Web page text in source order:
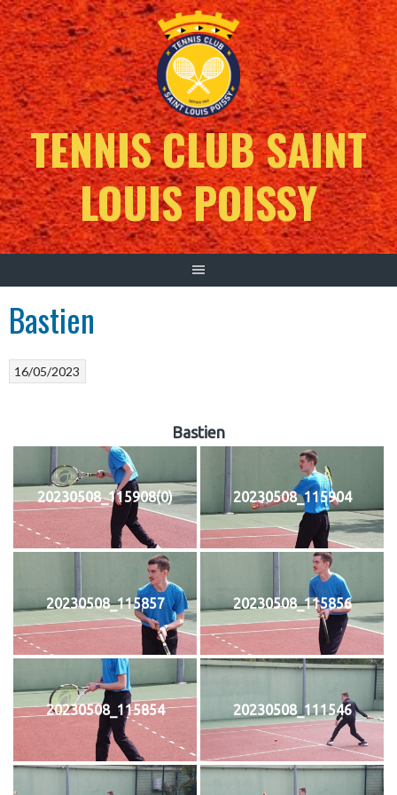
Aller
au
contenu
TENNIS CLUB SAINT
LOUIS POISSY
Bastien
16/05/2023
Bastien
20230508_115908(0) 20230508_115904
20230508_115857 20230508_115856
20230508_115854 20230508_111546